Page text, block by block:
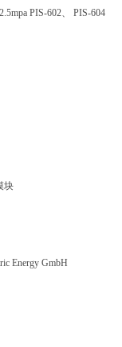
PIS-602、 PIS-604
线模块
Energy GmbH